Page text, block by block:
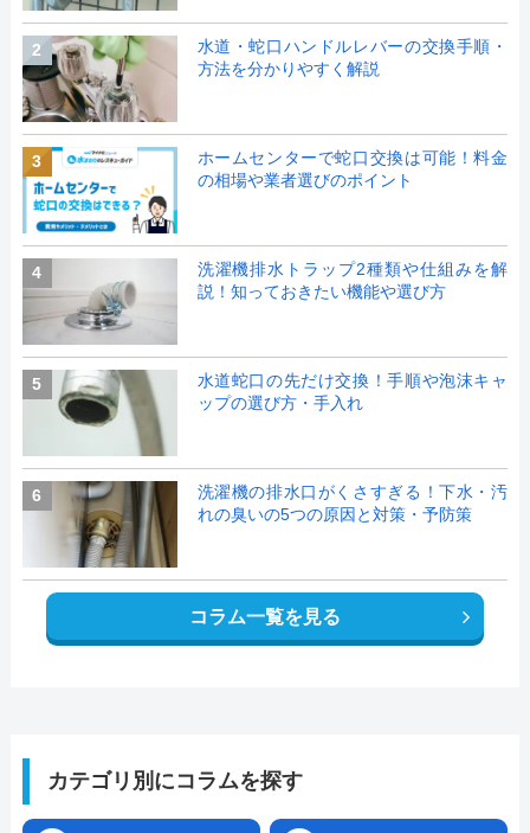
2
水道・蛇口ハンドルレバーの交換手順・
方法を分かりやすく解説
3
ホームセンターで蛇口交換は可能！料金
の相場や業者選びのポイント
4
洗濯機排水トラップ2種類や仕組みを解
説！知っておきたい機能や選び方
5
水道蛇口の先だけ交換！手順や泡沫キャ
ップの選び方・手入れ
6
洗濯機の排水口がくさすぎる！下水・汚
れの臭いの5つの原因と対策・予防策
コラム一覧を見る
カテゴリ別にコラムを探す